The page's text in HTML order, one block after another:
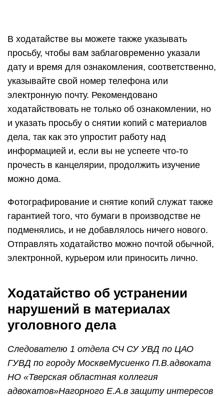
В ходатайстве вы можете также указывать
просьбу, чтобы вам заблаговременно указали
дату и время для ознакомления, соответственно,
указывайте свой номер телефона или
электронную почту. Рекомендовано
ходатайствовать не только об ознакомлении, но
и указать просьбу о снятии копий с материалов
дела, так как это упростит работу над
информацией и, если вы не успеете что-то
прочесть в канцелярии, продолжить изучение
можно дома.
Фотографирование и снятие копий служат также
гарантией того, что бумаги в производстве не
подменялись, и не добавлялось ничего нового.
Отправлять ходатайство можно почтой обычной,
электронной, курьером или приносить лично.
Ходатайство об устранении
нарушений в материалах
уголовного дела
Следователю 1 отдела СЧ СУ УВД по ЦАО
ГУВД по городу МосквеМусиенко П.В.адвоката
НО «Тверская областная коллегия
адвокатов»Нагорного Е.А.в защиту интересов